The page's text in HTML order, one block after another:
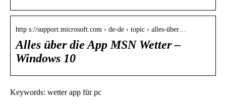
http s://support.microsoft.com › de-de › topic › alles-über…
Alles über die App MSN Wetter –
Windows 10
Keywords: wetter app für pc